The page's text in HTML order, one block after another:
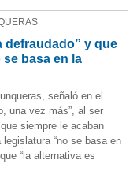
defraudado” y que
basa en la
señaló en el
una vez más”, al ser
siempre le acaban
“no se basa en
“la alternativa es